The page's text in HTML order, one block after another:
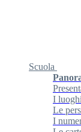
Scuola
I luoghi
Le
I